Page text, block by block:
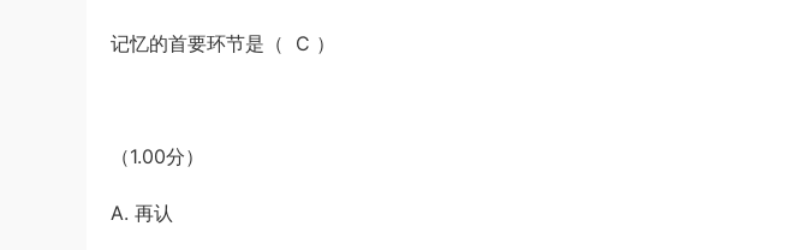
记忆的首要环节是（ C ）
（1.00分）
A. 再认